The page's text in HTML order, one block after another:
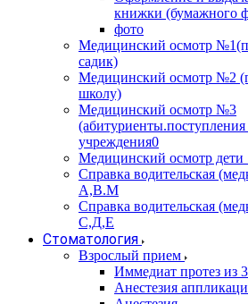
книжки (бумажного
фото
Медицинский осмотр
садик)
Медицинский осмотр №2
школу)
Медицинский осмотр №3
учреждения0
Медицинский осмотр дети
Справка водительская
А,В.М
Справка водительская
С,Д,Е
Стоматология
Взрослый прием
Иммедиат протез из
Анестезия